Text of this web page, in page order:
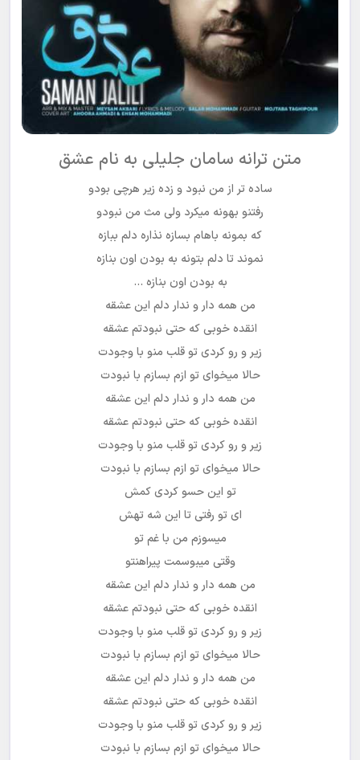
متن ترانه سامان جلیلی به نام عشق
ساده تر از من نبود و زده زیر هرچی بودو
رفتنو بهونه میکرد ولی مث من نبودو
که بمونه باهام بسازه نذاره دلم ببازه
نموند تا دلم بتونه به بودن اون بنازه
به بودن اون بنازه …
من همه دار و ندار دلم این عشقه
انقده خوبی که حتی نبودتم عشقه
زیر و رو کردی تو قلب منو با وجودت
حالا میخوای تو ازم بسازم با نبودت
من همه دار و ندار دلم این عشقه
انقده خوبی که حتی نبودتم عشقه
زیر و رو کردی تو قلب منو با وجودت
حالا میخوای تو ازم بسازم با نبودت
تو این حسو کردی کمش
ای تو رفتی تا این شه تهش
میسوزم من با غم تو
وقتی میبوسمت پیراهنتو
من همه دار و ندار دلم این عشقه
انقده خوبی که حتی نبودتم عشقه
زیر و رو کردی تو قلب منو با وجودت
حالا میخوای تو ازم بسازم با نبودت
من همه دار و ندار دلم این عشقه
انقده خوبی که حتی نبودتم عشقه
زیر و رو کردی تو قلب منو با وجودت
حالا میخوای تو ازم بسازم با نبودت